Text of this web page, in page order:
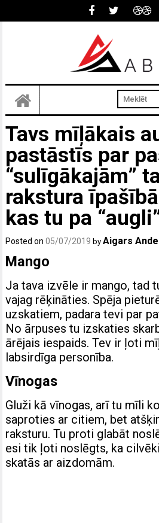
Tavs mīļākais
pastāstīs par
“sulīgākajām”
rakstura
kas tu pa
Posted on05/07/2019 byAigars
Mango
Ja tava izvēle ir mango, tad
vajag rēķināties. Spēja
uzskatiem, padara tevi par
No ārpuses tu izskaties
ārējais iespaids. Tev ir ļoti
labsirdīga personība.
Vīnogas
Gluži kā vīnogas, arī tu mīli
saproties ar citiem, bet
raksturu. Tu proti glabāt
esi tik ļoti noslēgts, ka
skatās ar aizdomām.